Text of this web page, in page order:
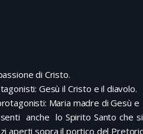
di Cristo.
Gesù il Cristo e il diavolo.
Maria madre di Gesù
anche lo Spirito Santo che
aperti sopra il portico del